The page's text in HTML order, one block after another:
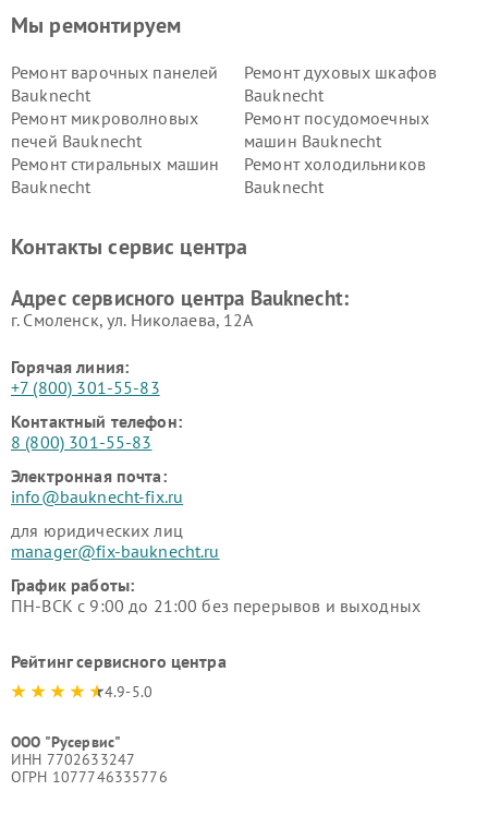
Мы ремонтируем
Ремонт варочных панелей
Bauknecht
Ремонт духовых шкафов
Bauknecht
Ремонт микроволновых
печей Bauknecht
Ремонт посудомоечных
машин Bauknecht
Ремонт стиральных машин
Bauknecht
Ремонт холодильников
Bauknecht
Контакты сервис центра
Адрес сервисного центра Bauknecht:
г. Смоленск, ул. Николаева, 12А
Горячая линия:
+7 (800) 301-55-83
Контактный телефон:
8 (800) 301-55-83
Электронная почта:
info@bauknecht-fix.ru
для юридических лиц
manager@fix-bauknecht.ru
График работы:
ПН-ВСК с 9:00 до 21:00 без перерывов и выходных
Рейтинг сервисного центра
4.9-5.0
ООО "Русервис"
ИНН 7702633247
ОГРН 1077746335776